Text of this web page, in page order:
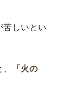
苦しいとい
「火の